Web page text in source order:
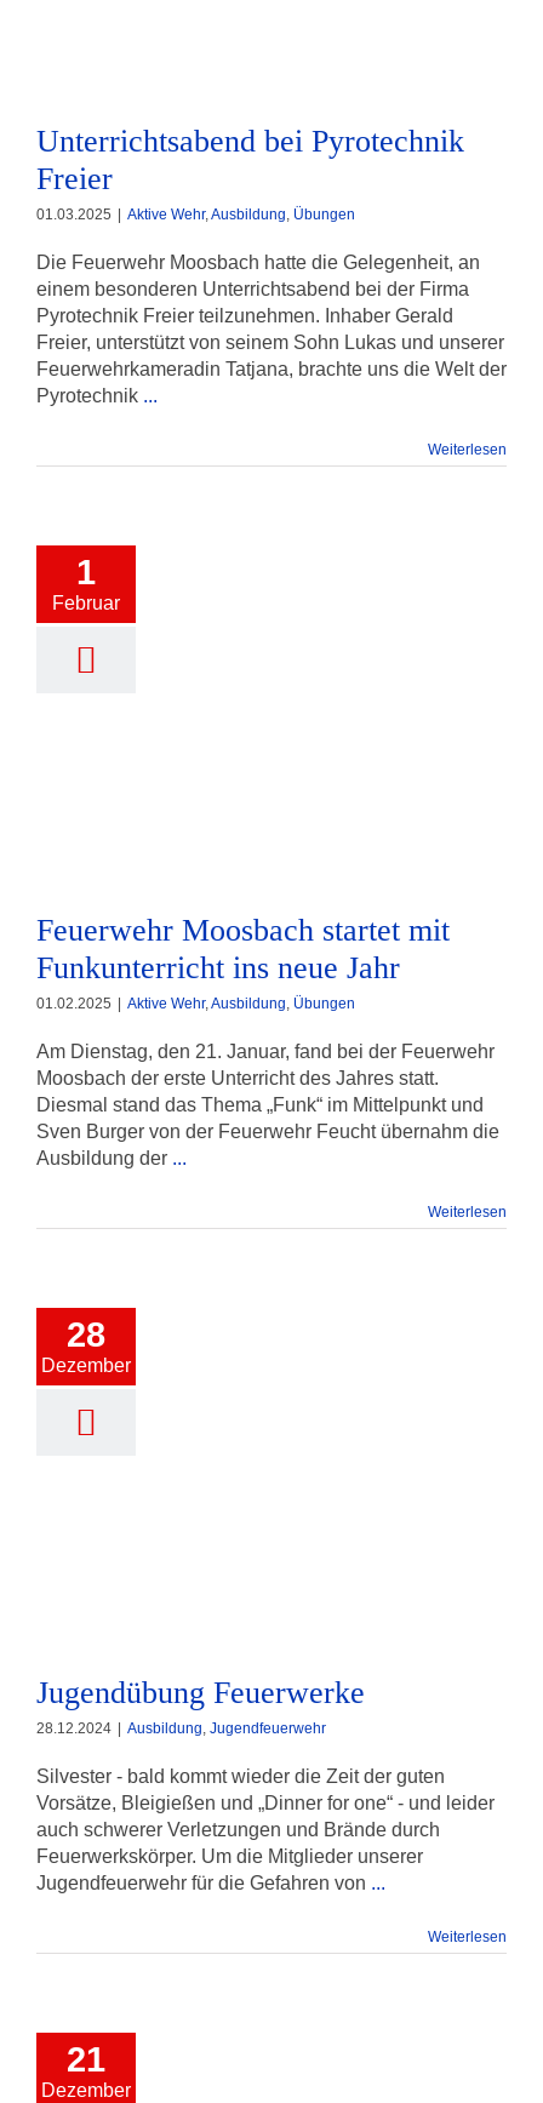
Unterrichtsabend bei Pyrotechnik
Freier
01.03.2025 Aktive Wehr,Ausbildung, Übungen
Die Feuerwehr Moosbach hatte die Gelegenheit, an
einem besonderen Unterrichtsabend bei der Firma
Pyrotechnik Freier teilzunehmen. Inhaber Gerald
Freier, unterstützt von seinem Sohn Lukas und unserer
Feuerwehrkameradin Tatjana, brachte uns die Welt der
Pyrotechnik ...
Weiterlesen
1
Februar
Feuerwehr Moosbach startet mit
Funkunterricht ins neue Jahr
01.02.2025 Aktive Wehr,Ausbildung, Übungen
Am Dienstag, den 21. Januar, fand bei der Feuerwehr
Moosbach der erste Unterricht des Jahres statt.
Diesmal stand das Thema „Funk“ im Mittelpunkt und
Sven Burger von der Feuerwehr Feucht übernahm die
Ausbildung der ...
Weiterlesen
28
Dezember
Jugendübung Feuerwerke
28.12.2024 Ausbildung, Jugendfeuerwehr
Silvester - bald kommt wieder die Zeit der guten
Vorsätze, Bleigießen und „Dinner for one“ - und leider
auch schwerer Verletzungen und Brände durch
Feuerwerkskörper. Um die Mitglieder unserer
Jugendfeuerwehr für die Gefahren von ...
Weiterlesen
21
Dezember